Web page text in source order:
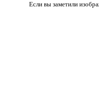
Если вы заметили